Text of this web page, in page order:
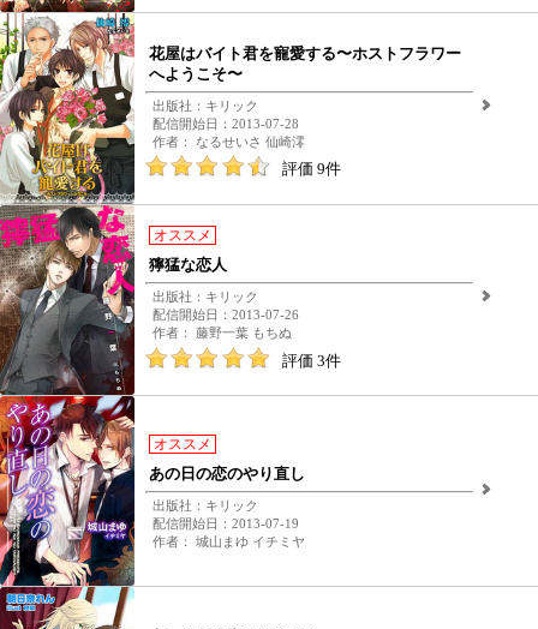
花屋はバイト君を寵愛する〜ホストフラワー
へようこそ〜
出版社：キリック
配信開始日：2013-07-28
作者： なるせいさ 仙崎澪
評価 9件
オススメ
獰猛な恋人
出版社：キリック
配信開始日：2013-07-26
作者： 藤野一葉 もちぬ
評価 3件
オススメ
あの日の恋のやり直し
出版社：キリック
配信開始日：2013-07-19
作者： 城山まゆ イチミヤ